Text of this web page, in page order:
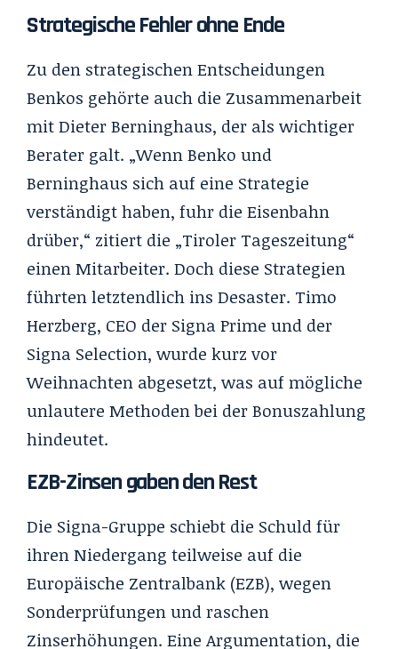
Strategische Fehler ohne Ende
Zu den strategischen Entscheidungen
Benkos gehörte auch die Zusammenarbeit
mit Dieter Berninghaus, der als wichtiger
Berater galt. „Wenn Benko und
Berninghaus sich auf eine Strategie
verständigt haben, fuhr die Eisenbahn
drüber,“ zitiert die „Tiroler Tageszeitung“
einen Mitarbeiter. Doch diese Strategien
führten letztendlich ins Desaster. Timo
Herzberg, CEO der Signa Prime und der
Signa Selection, wurde kurz vor
Weihnachten abgesetzt, was auf mögliche
unlautere Methoden bei der Bonuszahlung
hindeutet.
EZB-Zinsen gaben den Rest
Die Signa-Gruppe schiebt die Schuld für
ihren Niedergang teilweise auf die
Europäische Zentralbank (EZB), wegen
Sonderprüfungen und raschen
Zinserhöhungen. Eine Argumentation, die